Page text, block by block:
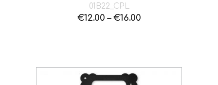
01B22_CPL
€12.00 – €16.00